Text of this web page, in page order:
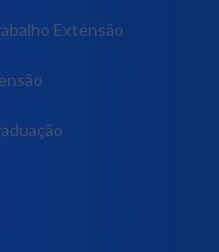
Extensão